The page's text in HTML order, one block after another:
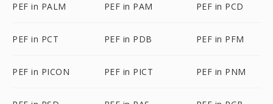
PEF in PALM PEF in PAM PEF in PCD
PEF in PCT PEF in PDB PEF in PFM
PEF in PICON PEF in PICT PEF in PNM